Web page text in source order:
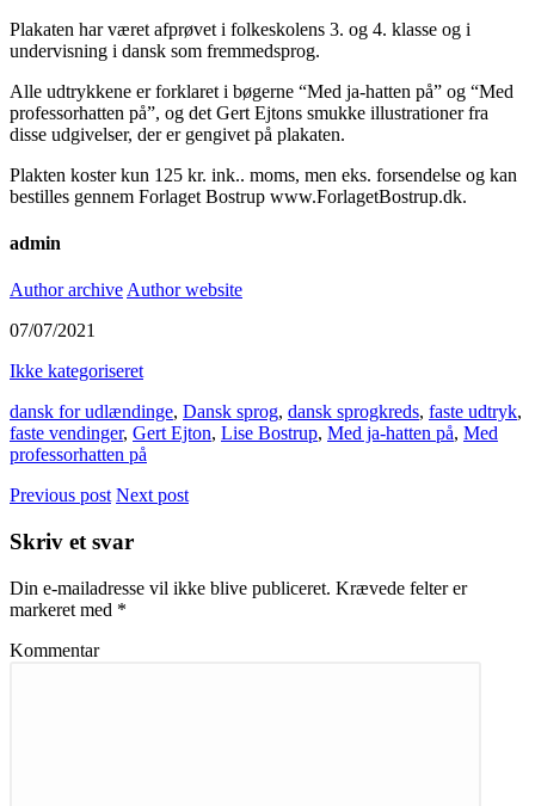
Plakaten har været afprøvet i folkeskolens 3. og 4. klasse og i
undervisning i dansk som fremmedsprog.
Alle udtrykkene er forklaret i bøgerne “Med ja-hatten på” og “Med
professorhatten på”, og det Gert Ejtons smukke illustrationer fra
disse udgivelser, der er gengivet på plakaten.
Plakten koster kun 125 kr. ink.. moms, men eks. forsendelse og kan
bestilles gennem Forlaget Bostrup www.ForlagetBostrup.dk.
admin
Author archive Author website
07/07/2021
Ikke kategoriseret
dansk for udlændinge, Dansk sprog, dansk sprogkreds, faste udtryk,
faste vendinger, Gert Ejton, Lise Bostrup, Med ja-hatten på, Med
professorhatten på
Previous post Next post
Skriv et svar
Din e-mailadresse vil ikke blive publiceret. Krævede felter er
markeret med *
Kommentar